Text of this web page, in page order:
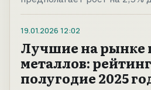
19.01.2026 12:02
Лучшие на рынке
металлов:
полугодие 2025